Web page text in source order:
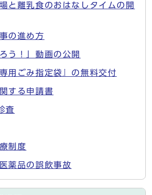
と離乳食のおはなしタイムの開
の進め方
う！」動画の公開
用ごみ指定袋』の無料交付
する申請書
査
制度
薬品の誤飲事故